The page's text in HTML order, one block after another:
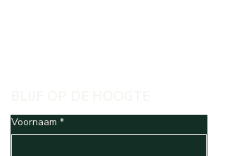
Voornaam *